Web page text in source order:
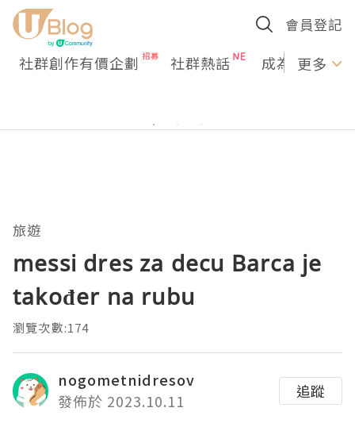
會員登記
社群創作有價企劃 社群熱話 成為U更多
旅遊
messi dres za decu Barca je
također na rubu
瀏覽次數:174
nogometnidresov
發佈於 2023.10.11
追蹤